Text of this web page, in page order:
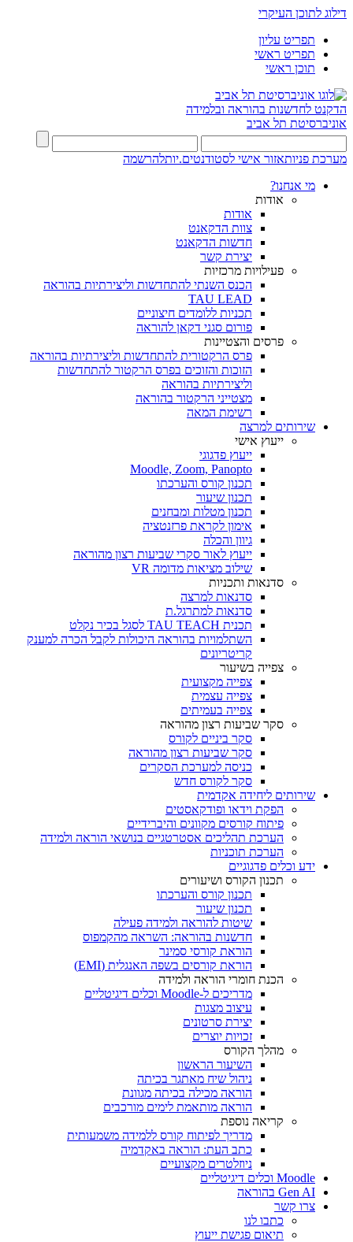
דילוג לתוכן העיקרי
תפריט עליון
תפריט ראשי
תוכן ראשי
הדקנט לחדשנות בהוראה ובלמידה
אוניברסיטת תל אביב
מערכת פניותאזור אישי לסטודנטים.יותלהרשמה
מי אנחנו?
אודות
אודות
צוות הדקאנט
חדשות הדקאנט
יצירת קשר
פעילויות מרכזיות
הכנס השנתי להתחדשות וליצירתיות בהוראה
TAU LEAD
תכניות ללומדים חיצוניים
פורום סגני דקאן להוראה
פרסים והצטיינות
פרס הרקטורית להתחדשות וליצירתיות בהוראה
הזוכות והזוכים בפרס הרקטור להתחדשות
וליצירתיות בהוראה
מצטייני הרקטור בהוראה
רשימת המאה
שירותים למרצה
ייעוץ אישי
ייעוץ פדגוגי
Moodle, Zoom, Panopto
תכנון קורס והערכתו
תכנון שיעור
תכנון מטלות ומבחנים
אימון לקראת פרזנטציה
גיוון והכלה
ייעוץ לאור סקרי שביעות רצון מהוראה
שילוב מציאות מדומה VR
סדנאות ותכניות
סדנאות למרצה
סדנאות למתרגל.ת
תכנית TAU TEACH לסגל בכיר נקלט
השתלמויות בהוראה היכולות לקבל הכרה למענק
קריטריונים
צפייה בשיעור
צפייה מקצועית
צפייה עצמית
צפייה בעמיתים
סקר שביעות רצון מהוראה
סקר ביניים לקורס
סקר שביעות רצון מהוראה
כניסה למערכת הסקרים
סקר לקורס חדש
שירותים ליחידה אקדמית
הפקת וידאו ופודקאסטים
פיתוח קורסים מקוונים והיברידיים
הערכת תהליכים אסטרטגיים בנושאי הוראה ולמידה
הערכת תוכניות
ידע וכלים פדגוגיים
תכנון הקורס ושיעורים
תכנון קורס והערכתו
תכנון שיעור
שיטות להוראה ולמידה פעילה
חדשנות בהוראה: השראה מהקמפוס
הוראת קורסי סמינר
הוראת קורסים בשפה האנגלית (EMI)
הכנת חומרי הוראה ולמידה
מדריכים ל-Moodle וכלים דיגיטליים
עיצוב מצגות
יצירת סרטונים
זכויות יוצרים
מהלך הקורס
השיעור הראשון
ניהול שיח מאתגר בכיתה
הוראה מכילה בכיתה מגוונת
הוראה מותאמת לימים מורכבים
קריאה נוספת
מדריך לפיתוח קורס ללמידה משמעותית
כתב העת: הוראה באקדמיה
ניוזלטרים מקצועיים
Moodle וכלים דיגיטליים
Gen AI בהוראה
צרו קשר
כתבו לנו
תיאום פגישת ייעוץ